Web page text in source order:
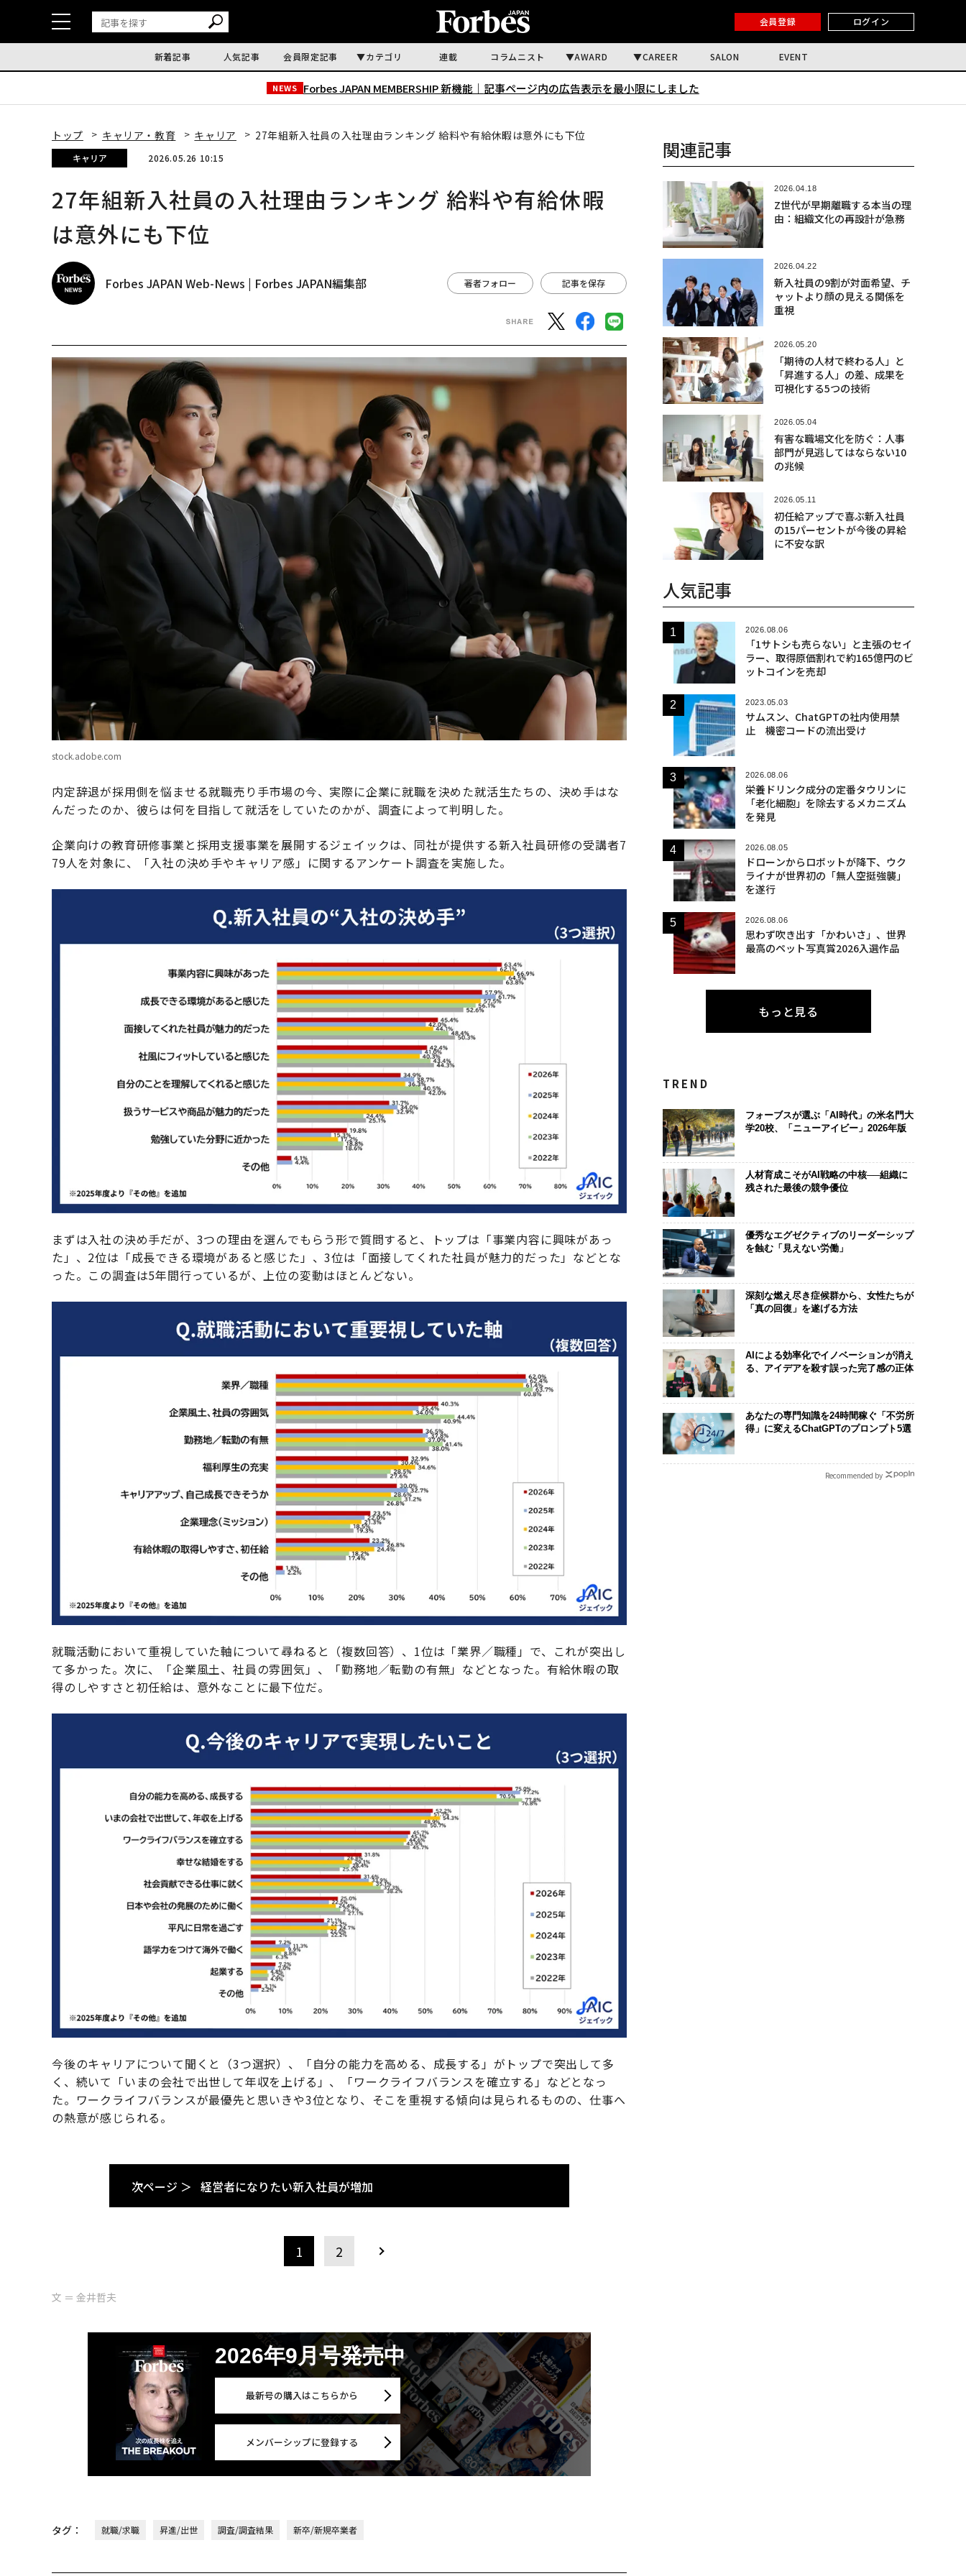
会員登録 ログイン
新着記事 人気記事 会員限定記事 カテゴリ 連載 コラムニスト AWARD CAREER SALON EVENT
NEWS Forbes JAPAN MEMBERSHIP 新機能｜ 記事ページ内の広告表示を最小限にしました
トップ キャリア・教育 キャリア 27年組新入社員の入社理由ランキング 給料や有給休暇は意外にも下位
キャリア 2026.05.26 10:15
27年組新入社員の入社理由ランキング 給料や有給休暇
は意外にも下位
Forbes JAPAN Web-News | Forbes JAPAN編集部 著者フォロー 記事を保存
stock.adobe.com
内定辞退が採用側を悩ませる就職売り手市場の今、実際に企業に就職を決めた就活生たちの、決め手はな
んだったのか、彼らは何を目指して就活をしていたのかが、調査によって判明した。
企業向けの教育研修事業と採用支援事業を展開するジェイックは、同社が提供する新入社員研修の受講者7
79人を対象に、「入社の決め手やキャリア感」に関するアンケート調査を実施した。
まずは入社の決め手だが、3つの理由を選んでもらう形で質問すると、トップは「事業内容に興味があっ
た」、2位は「成長できる環境があると感じた」、3位は「面接してくれた社員が魅力的だった」などとな
った。この調査は5年間行っているが、上位の変動はほとんどない。
就職活動において重視していた軸について尋ねると（複数回答）、1位は「業界／職種」で、これが突出し
て多かった。次に、「企業風土、社員の雰囲気」、「勤務地／転勤の有無」などとなった。有給休暇の取
得のしやすさと初任給は、意外なことに最下位だ。
今後のキャリアについて聞くと（3つ選択）、「自分の能力を高める、成長する」がトップで突出して多
く、続いて「いまの会社で出世して年収を上げる」、「ワークライフバランスを確立する」などとなっ
た。ワークライフバランスが最優先と思いきや3位となり、そこを重視する傾向は見られるものの、仕事へ
の熱意が感じられる。
次ページ ＞ 経営者になりたい新入社員が増加
1 2
文 ＝ 金井哲夫
2026年9月号発売中
最新号の購入はこちらから
メンバーシップに登録する
タグ： 就職/求職 昇進/出世 調査/調査結果 新卒/新規卒業者
関連記事
2026.04.18
Z世代が早期離職する本当の理
由：組織文化の再設計が急務
2026.04.22
新入社員の9割が対面希望、チ
ャットより顔の見える関係を
重視
2026.05.20
「期待の人材で終わる人」と
「昇進する人」の差、成果を
可視化する5つの技術
2026.05.04
有害な職場文化を防ぐ：人事
部門が見逃してはならない10
の兆候
2026.05.11
初任給アップで喜ぶ新入社員
の15パーセントが今後の昇給
に不安な訳
人気記事
2026.08.06
「1サトシも売らない」と主張のセイ
ラー、取得原価割れで約165億円のビ
ットコインを売却
2023.05.03
サムスン、ChatGPTの社内使用禁
止 機密コードの流出受け
2026.08.06
栄養ドリンク成分の定番タウリンに
「老化細胞」を除去するメカニズム
を発見
2026.08.05
ドローンからロボットが降下、ウク
ライナが世界初の「無人空挺強襲」
を遂行
2026.08.06
思わず吹き出す「かわいさ」、世界
最高のペット写真賞2026入選作品
もっと見る
TREND
フォーブスが選ぶ「AI時代」の米名門大
学20校、「ニューアイビー」2026年版
人材育成こそがAI戦略の中核──組織に
残された最後の競争優位
優秀なエグゼクティブのリーダーシップ
を蝕む「見えない労働」
深刻な燃え尽き症候群から、女性たちが
「真の回復」を遂げる方法
AIによる効率化でイノベーションが消え
る、アイデアを殺す誤った完了感の正体
あなたの専門知識を24時間稼ぐ「不労所
得」に変えるChatGPTのプロンプト5選
Recommended by